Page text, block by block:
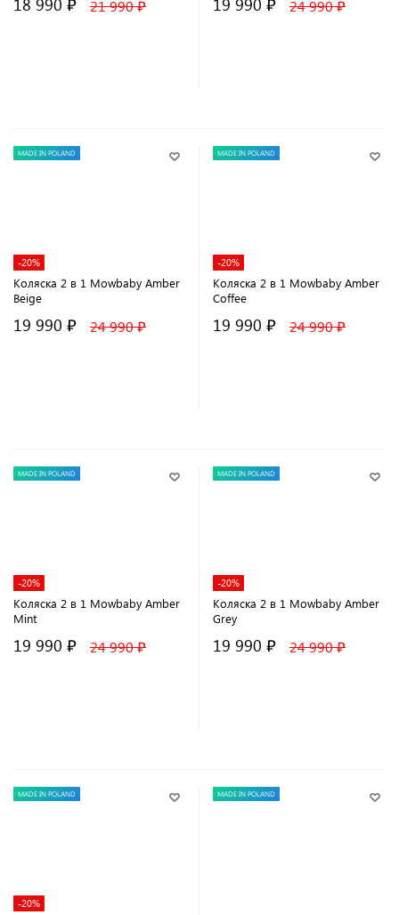
21 990 ₽ 24 990 ₽
MADE IN POLAND
-20%
Коляска 2 в 1 Mowbaby Amber
Beige
19 990 ₽ 24 990 ₽
MADE IN POLAND
-20%
Коляска 2 в 1 Mowbaby Amber
Coffee
19 990 ₽ 24 990 ₽
MADE IN POLAND
-20%
Коляска 2 в 1 Mowbaby Amber
Mint
19 990 ₽ 24 990 ₽
MADE IN POLAND
-20%
Коляска 2 в 1 Mowbaby Amber
Grey
19 990 ₽ 24 990 ₽
MADE IN POLAND
-20%
MADE IN POLAND